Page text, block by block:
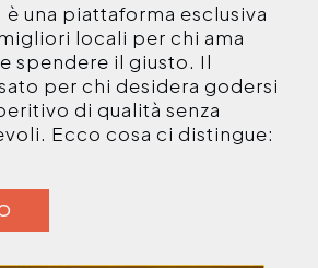
è una piattaforma esclusiva
locali per chi ama
spendere il giusto. Il
per chi desidera godersi
di qualità senza
Ecco cosa ci distingue: